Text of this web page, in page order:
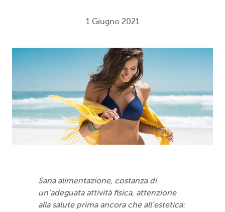
1 Giugno 2021
Sana alimentazione, costanza di
un’adeguata attività fisica, attenzione
alla salute prima ancora che all’estetica: